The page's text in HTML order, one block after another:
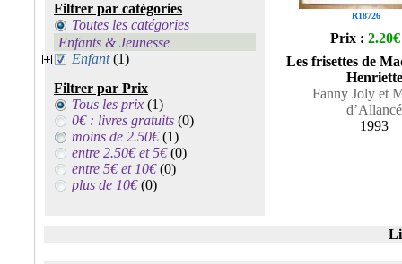
Filtrer par catégories
Toutes les catégories
Enfants & Jeunesse
Enfant(1)
Filtrer par Prix
Tous les prix (1)
0€ : livres gratuits (0)
moins de 2.50€(1)
entre 2.50€ et 5€(0)
entre 5€ et 10€(0)
plus de 10€(0)
R18726
Prix : 2.20€
Les frisettes de
Henriette
Fanny Joly et
d’Allancé
1993